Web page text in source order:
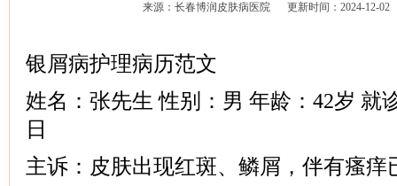
来源：长春博润皮肤病医院 更新时间：2024-12-02
银屑病护理病历范文
姓名：张先生 性别：男 年龄：42岁 就
日
主诉：皮肤出现红斑、鳞屑，伴有瘙痒